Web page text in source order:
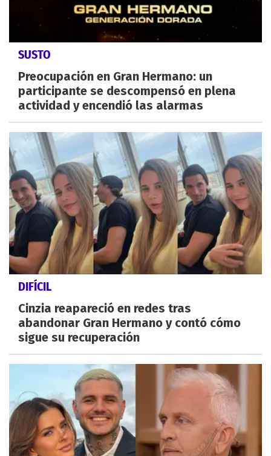
SUSTO
Preocupación en Gran Hermano: un
participante se descompensó en plena
actividad y encendió las alarmas
DIFÍCIL
Cinzia reapareció en redes tras
abandonar Gran Hermano y contó cómo
sigue su recuperación